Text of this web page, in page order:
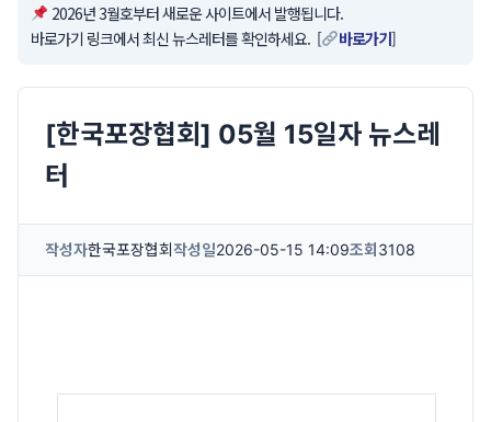
2026년 3월호부터 새로운 사이트에서 발행됩니다.
바로가기 링크에서 최신 뉴스레터를 확인하세요. [
바로가기]
[한국포장협회] 05월 15일자 뉴스레
터
작성자한국포장협회작성일2026-05-15 14:09조회 3108